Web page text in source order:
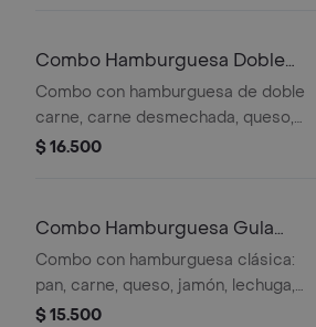
Combo Hamburguesa Doble
Pecado
Combo con hamburguesa de doble
carne, carne desmechada, queso,
jamón, lechuga, tomate, cebolla,
$ 16.500
Combo Hamburguesa Gula
Clasica
Combo con hamburguesa clásica:
pan, carne, queso, jamón, lechuga,
tomate, cebolla, salsas de tomate y
$ 15.500